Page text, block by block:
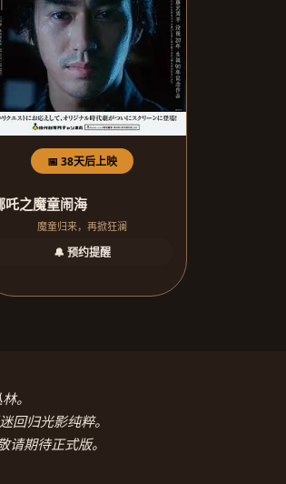
📅 38天后上映
吒之魔童闹海
魔童归来，再掀狂澜
🔔 预约提醒
。
回归光影纯粹。
期待正式版。